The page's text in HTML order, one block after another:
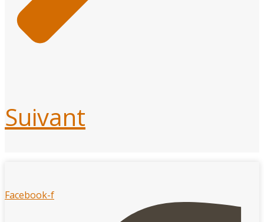
Suivant
Facebook-f